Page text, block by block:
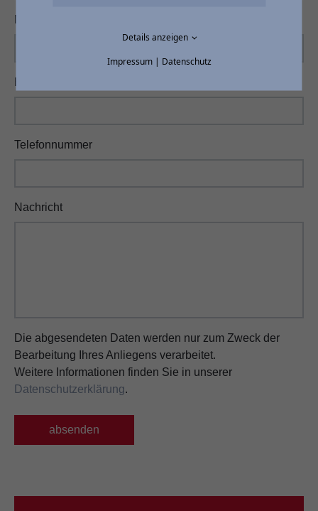
Telefonnummer
Nachricht
Die abgesendeten Daten werden nur zum Zweck der
Bearbeitung Ihres Anliegens verarbeitet.
Weitere Informationen finden Sie in unserer
Datenschutzerklärung.
absenden
Details anzeigen
Impressum| Datenschutz